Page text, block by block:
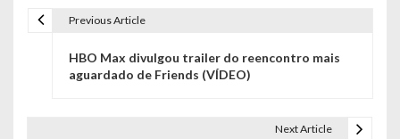
Previous Article
HBO Max divulgou trailer do reencontro mais
aguardado de Friends (VÍDEO)
Next Article